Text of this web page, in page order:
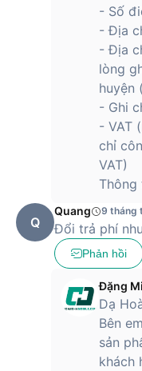
ngắn đáng kể thời
gian ngắn là có thể
ích đối với những
Pin của máy
Snapdragon tiết
năng khi không cần
Điện thoại
trung nổi bật ra mắt
người dùng cần một
dụng ổn định. Với
mảnh, máy mang lại
sử dụng hàng ngày.
Giá bán
HONOR X7d 4G
HONOR X7d 4G là
- Số
- Địa
- Địa
lòng
huyện
- Ghi
- VAT
chỉ
VAT)
Thông
Q
Quang 9 tháng
Đổi trả phí
Phản hồi
Đặng
Dạ
Bên
sản
khách